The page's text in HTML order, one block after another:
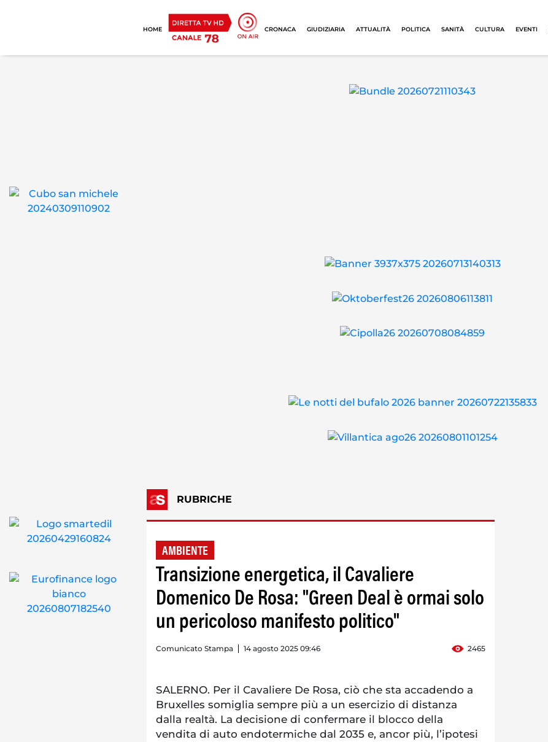
HOME CRONACA GIUDIZIARIA ATTUALITÀ POLITICA SANITÀ CULTURA EVENTI
RUBRICHE
AMBIENTE
Transizione energetica, il Cavaliere
Domenico De Rosa: "Green Deal è ormai solo
un pericoloso manifesto politico"
Comunicato Stampa 14 agosto 2025 09:46 2465
SALERNO. Per il Cavaliere De Rosa, ciò che sta accadendo a
Bruxelles somiglia sempre più a un esercizio di distanza
dalla realtà. La decisione di confermare il blocco della
vendita di auto endotermiche dal 2035 e, ancor più, l’ipotesi